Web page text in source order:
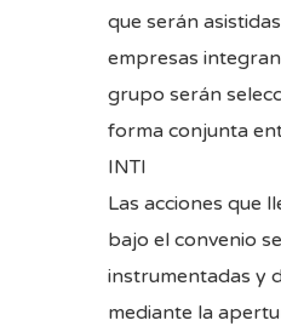
que serán
empresas
grupo serán
forma conjunta
INTI
Las acciones que
bajo el convenio
instrumentadas y
mediante la